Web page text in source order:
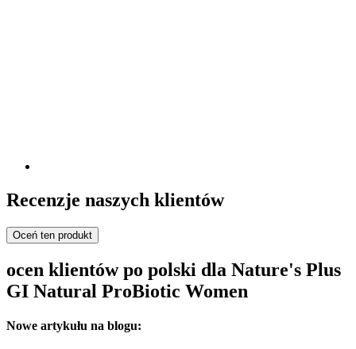
Recenzje naszych klientów
Oceń ten produkt
ocen klientów po polski dla Nature's Plus
GI Natural ProBiotic Women
Nowe artykułu na blogu: